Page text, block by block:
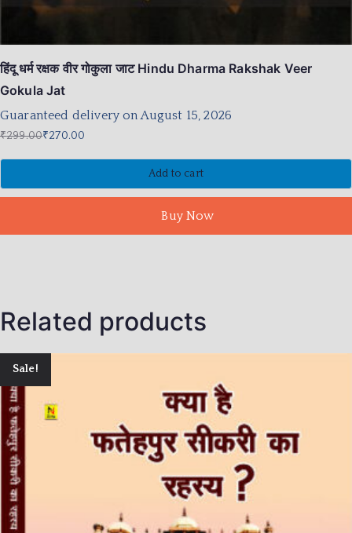
हिंदू धर्म रक्षक वीर गोकुला जाट Hindu Dharma Rakshak Veer
Gokula Jat
Guaranteed delivery on August 15, 2026
₹299.00₹270.00
Add to cart
Buy Now
Related products
Sale!